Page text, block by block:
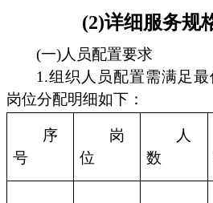
(2)详细服务规
(一)人员配置要求
1.组织人员配置需满足
岗位分配明细如下：
序
号
岗
位
人
数